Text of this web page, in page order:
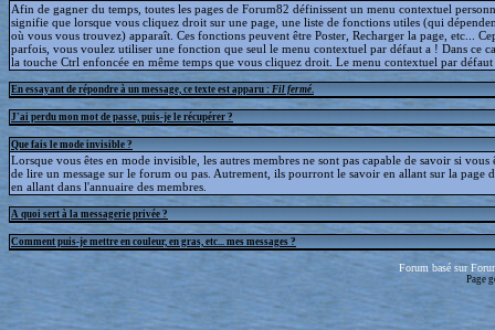
Afin de gagner du temps, toutes les pages de Forum82 définissent un menu contextuel
signifie que lorsque vous cliquez droit sur une page, une liste de fonctions utiles (qui
où vous vous trouvez) apparaît. Ces fonctions peuvent être Poster, Recharger la page, etc...
parfois, vous voulez utiliser une fonction que seul le menu contextuel par défaut a ! Dans ce
la touche Ctrl enfoncée en même temps que vous cliquez droit. Le menu contextuel par
En essayant de répondre à un message, ce texte est apparu : Fil fermé
J'ai perdu mon mot de passe, puis-je le récupérer ?
Que fais le mode invisible ?
Lorsque vous êtes en mode invisible, les autres membres ne sont pas capable de savoir si vous
de lire un message sur le forum ou pas. Autrement, ils pourront le savoir en allant sur la page
en allant dans l'annuaire des membres.
A quoi sert à la messagerie privée ?
Comment puis-je mettre en couleur, en gras, etc... mes messages ?
Forum basé sur
Page